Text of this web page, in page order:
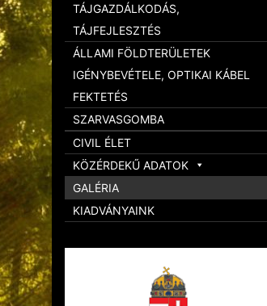
TÁJGAZDÁLKODÁS,
TÁJFEJLESZTÉS
ÁLLAMI FÖLDTERÜLETEK
IGÉNYBEVÉTELE, OPTIKAI KÁBEL
FEKTETÉS
SZARVASGOMBA
CIVIL ÉLET
KÖZÉRDEKŰ ADATOK
GALÉRIA
KIADVÁNYAINK